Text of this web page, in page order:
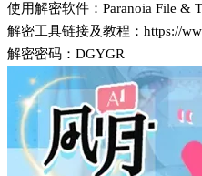
使用解密软件：Paranoia File &
解密工具链接及教程：https://
解密密码：DGYGR